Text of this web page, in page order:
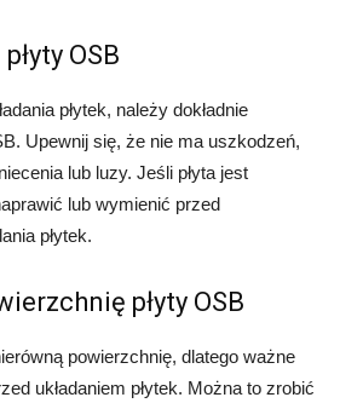
OSB
płytek, należy dokładnie
Upewnij się, że nie ma uszkodzeń,
lub luzy. Jeśli płyta jest
lub wymienić przed
płytek.
płyty OSB
powierzchnię, dlatego ważne
układaniem płytek. Można to zrobić